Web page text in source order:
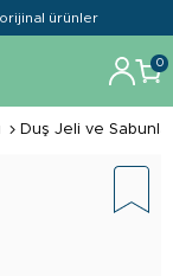
ürünler
0
Duş Jeli ve